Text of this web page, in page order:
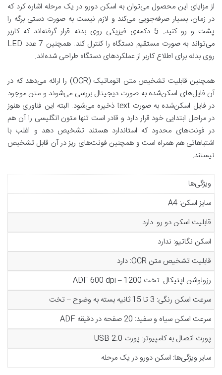
از مزایای این محصول می‌توان به اسکن دورو در یک مرحله اشاره کرد که
در زمان، بسیار صرفه‌جویی می‌کند و لازم نیست به ‌صورت دستی برگه را
پشت‌ و رو کنید. 5 دکمه‌ی فیزیکی روی بدنه قرار گرفته‌اند که کاربر
می‌تواند به ‌صورت مستقیم دستگاه را کنترل کند. همچنین 7 عدد LED
روی بدنه برای اطلاع کاربر از عملکردهای دستگاه طراحی شده‌اند.
همچنین قابلیت تشخیص متن اتوماتیک (OCR) را ارائه می‌دهد که در
آن فایل‌های اسکن‌شده به‌ صورت دیجیتال بررسی می‌شوند و متن موجود
در فایل اسکن‌شده به‌ صورت text ذخیره می‌شود. البته این فناوری هنوز
در مراحل ابتدایی خود قرار دارد و قادر است تنها متون انگلیسی را آن‌ هم
در فونت‌های محدود که استاندارد هستند تشخیص دهد و اغلب با
اشتباهاتی هم همراه است و همچنین فونت‌های ریز در آن قابل‌ تشخیص
نیستند.
ویژگی‌ها
سایز اسکن: A4
قابلیت اسکن دو رو: دارد
اسکن نگاتیو: ندارد
قابلیت تشخیص متن OCR: دارد
رزولوشن اپتیکال: تخت 1200 – ADF 600 dpi
سرعت اسکن رنگی: 3 تا 15 ثانیه بسته به وضوح – تخت
سرعت اسکن سیاه و سفید: 20 صفحه در دقیقه ADF
پورت اتصال به کامپیوتر: پورت USB 2.0
سایر ویژگی‌ها: اسکن دورو در یک مرحله